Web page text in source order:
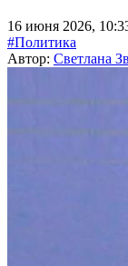
16 июня 2026,
#Политика
Автор: Светлана